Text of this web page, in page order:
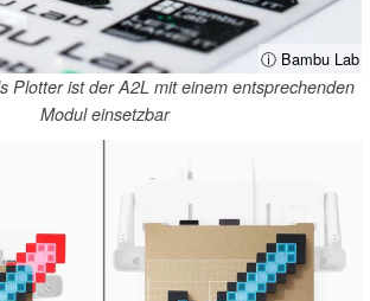
ⓘ Bambu Lab
Plotter ist der A2L mit einem entsprechenden
Modul einsetzbar